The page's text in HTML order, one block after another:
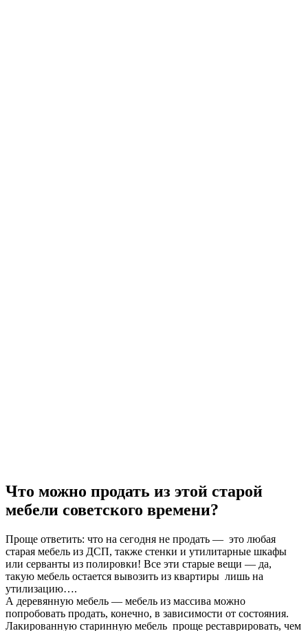
Что можно продать из этой старой
мебели советского времени?
Проще ответить: что на сегодня не продать — это любая
старая мебель из ДСП, также стенки и утилитарные шкафы
или серванты из полировки! Все эти старые вещи — да,
такую мебель остается вывозить из квартиры лишь на
утилизацию….
А деревянную мебель — мебель из массива можно
попробовать продать, конечно, в зависимости от состояния.
Лакированную старинную мебель проще реставрировать, чем